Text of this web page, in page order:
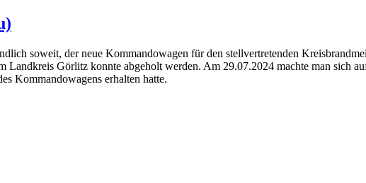
soweit, der neue Kommandowagen für den stellvertretenden
Landkreis Görlitz konnte abgeholt werden. Am 29.07.2024 machte man sich
Kommandowagens erhalten hatte.